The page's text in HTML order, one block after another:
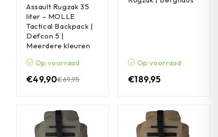
Assault Rugzak 35
liter – MOLLE
Tactical Backpack |
Defcon 5 |
Meerdere kleuren
Op voorraad
€69,95
€49,90
Op voorraad
€189,95